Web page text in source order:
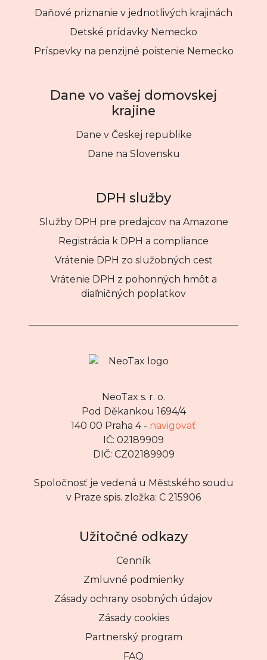
Daňové priznanie v jednotlivých krajinách
Detské prídavky Nemecko
Príspevky na penzijné poistenie Nemecko
Dane vo vašej domovskej
krajine
Dane v Českej republike
Dane na Slovensku
DPH služby
Služby DPH pre predajcov na Amazone
Registrácia k DPH a compliance
Vrátenie DPH zo služobných cest
Vrátenie DPH z pohonných hmôt a
diaľničných poplatkov
NeoTax s. r. o.
Pod Děkankou 1694/4
140 00 Praha 4 - navigovať
IČ: 02189909
DIČ: CZ02189909
Spoločnosť je vedená u Městského soudu
v Praze spis. zložka: C 215906
Užitočné odkazy
Cenník
Zmluvné podmienky
Zásady ochrany osobných údajov
Zásady cookies
Partnerský program
FAQ